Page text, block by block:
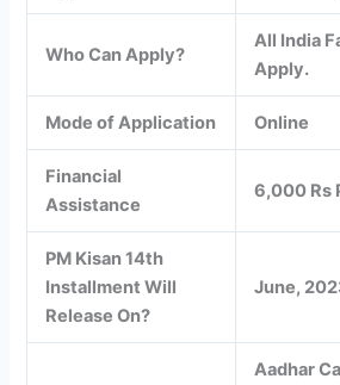
Who Can Apply?
All India
Apply.
Mode of Application Online
Financial
Assistance
6,000 Rs
PM Kisan 14th
Installment Will
Release On?
June,
Aadhar